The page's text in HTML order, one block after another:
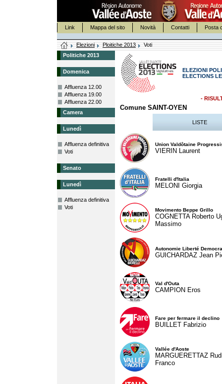
Link Mappa del sito Novità Contatti Posta
Elezioni Ploitiche 2013
Voti
Politiche 2013
Domenica
Affluenza 12.00
Affluenza 19.00
Affluenza 22.00
Camera
Lunedì
Affluenza definitiva
Voti
Senato
Lunedì
Affluenza definitiva
Voti
ELEZIONI
ELECTIONS
-
Comune SAINT-OYEN
LISTE
Union Valdôtaine
VIERIN Laurent
Fratelli d'Italia
MELONI Giorgia
Movimento Beppe Grillo
COGNETTA Roberto
Massimo
Autonomie Liberté
GUICHARDAZ Jean
Val d'Outa
CAMPION Eros
Fare per fermare il declino
BUILLET Fabrizio
Vallée d'Aoste
MARGUERETTAZ
Franco